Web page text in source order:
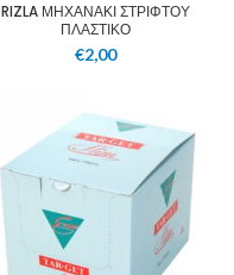
RIZLA ΜΗΧΑΝΑΚΙ ΣΤΡΙΦΤΟΥ
ΠΛΑΣΤΙΚΟ
€2,00